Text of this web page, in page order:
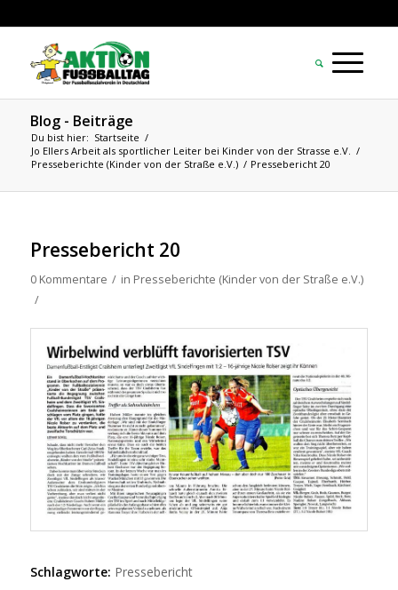
Blog - Beiträge
Du bist hier: Startseite /
Jo Ellers Arbeit als sportlicher Leiter bei Kinder von der Strasse e.V. /
Presseberichte (Kinder von der Straße e.V.) / Pressebericht 20
Pressebericht 20
0 Kommentare / in Presseberichte (Kinder von der Straße e.V.)
/
Schlagworte: Pressebericht